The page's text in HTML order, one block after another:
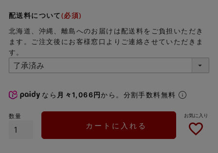
配送料について(必須)
北海道、沖縄、離島へのお届けは配送料をご負担いただき
ます。ご注文後にお客様窓口よりご連絡させていただきま
す。
なら 月々1,066円から。分割手数料無料
カートに入れる